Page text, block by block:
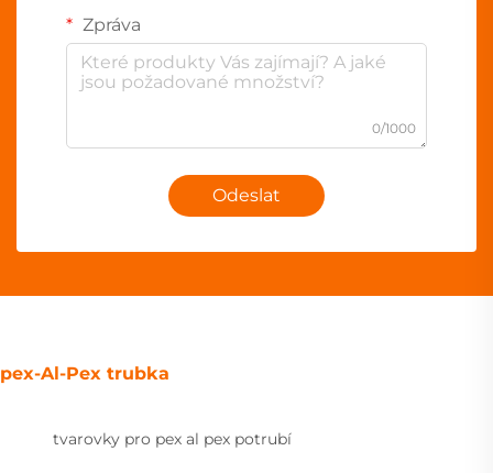
Zpráva
0/1000
Odeslat
pex-Al-Pex trubka
tvarovky pro pex al pex potrubí